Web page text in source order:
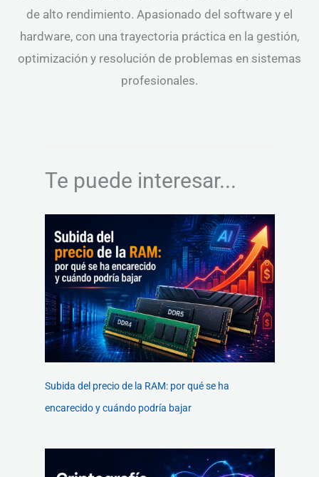
de alto rendimiento. Apasionado del software y el
hardware, con una trayectoria práctica en la gestión,
optimización y resolución de problemas en sistemas
profesionales.
Te puede interesar...
Subida del precio de la RAM: por qué se ha
encarecido y cuándo podría bajar